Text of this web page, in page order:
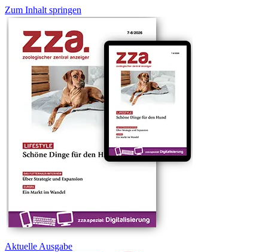
Zum Inhalt springen
Aktuelle Ausgabe